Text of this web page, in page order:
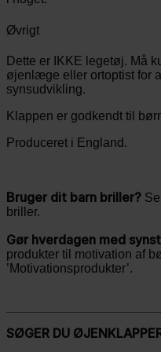
Øvrigt
Dette er IKKE legetøj. Må
øjenlæge eller ortoptist for
synsudvikling.
Klappen er godkendt til
Produceret i England.
Bruger dit barn briller?
briller.
Gør hverdagen med
produkter til motivation af
’Motivationsprodukter’.
SØGER DU